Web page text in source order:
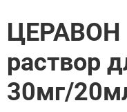
раствор
30мг/